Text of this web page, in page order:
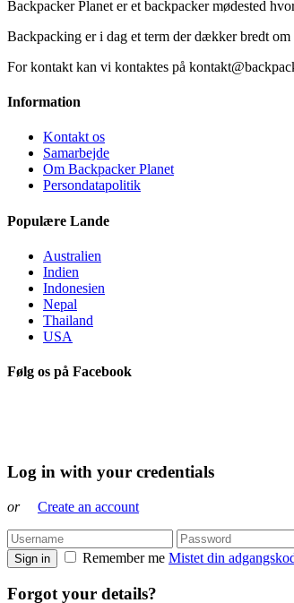
Backpacker Planet er et backpacker mødested
Backpacking er i dag et term der dækker bredt
For kontakt kan vi kontaktes på
Information
Kontakt os
Samarbejde
Om Backpacker Planet
Persondatapolitik
Populære Lande
Australien
Indien
Indonesien
Nepal
Thailand
USA
Følg os på Facebook
Log in with your credentials
or Create an account
Sign in Remember me Mistet din
Forgot your details?